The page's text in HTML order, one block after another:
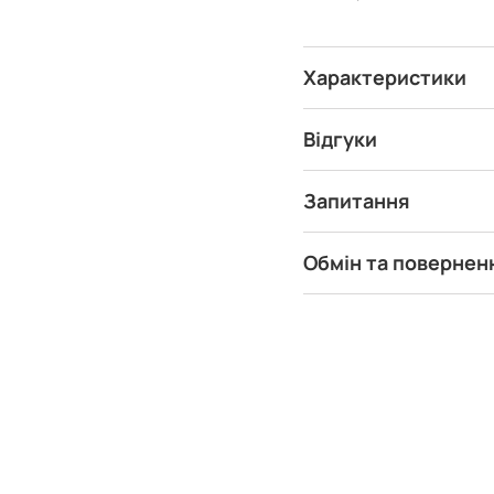
Характеристики
Відгуки
Запитання
Обмін та